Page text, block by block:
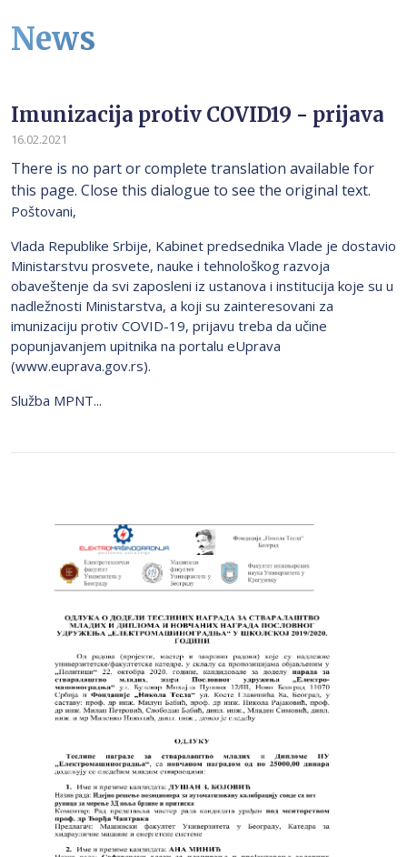
News
Imunizacija protiv COVID19 - prijava
16.02.2021
There is no part or complete translation available for
this page. Close this dialogue to see the original text.
Poštovani,
Vlada Republike Srbije, Kabinet predsednika Vlade je dostavio
Ministarstvu prosvete, nauke i tehnološkog razvoja
obaveštenje da svi zaposleni iz ustanova i institucija koje su u
nadležnosti Ministarstva, a koji su zainteresovani za
imunizaciju protiv COVID-19, prijavu treba da učine
popunjavanjem upitnika na portalu eUprava
(www.euprava.gov.rs).
Služba MPNT...